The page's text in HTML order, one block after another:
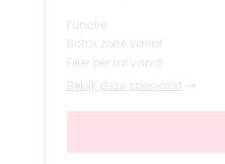
Functie
Botox zone vanaf
Filler per ml vanaf
Bekijk deze specialist